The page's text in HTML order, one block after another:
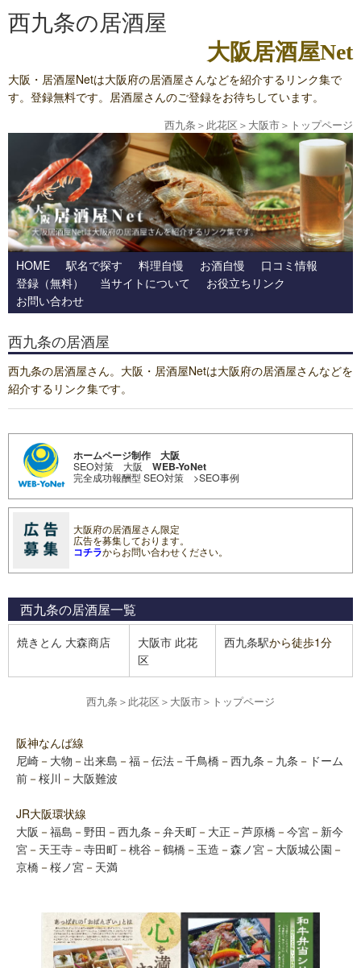
西九条の居酒屋
大阪居酒屋Net
大阪・居酒屋Netは大阪府の居酒屋さんなどを紹介するリンク集で
す。登録無料です。居酒屋さんのご登録をお待ちしています。
西九条 ＞ 此花区 ＞ 大阪市＞ トップページ
HOME 駅名で探す 料理自慢 お酒自慢
口コミ情報
登録（無料）
当サイトについて
お役立ちリンク
お問い合わせ
西九条の居酒屋
西九条の居酒屋さん。大阪・居酒屋Netは大阪府の居酒屋さんなどを
紹介するリンク集です。
ホームページ制作 大阪
SEO対策 大阪 WEB-YoNet
完全成功報酬型 SEO対策 >SEO事例
大阪府の居酒屋さん限定
広告を募集しております。
コチラからお問い合わせください。
西九条の居酒屋一覧
焼きとん 大森商店 大阪市 此花
区
西九条駅から徒歩1分
西九条 ＞ 此花区 ＞ 大阪市＞ トップページ
阪神なんば線
尼崎 － 大物 － 出来島 － 福 － 伝法 － 千鳥橋 － 西九条 － 九条 － ドーム
前 － 桜川 － 大阪難波
JR大阪環状線
大阪 － 福島 － 野田 － 西九条 － 弁天町 － 大正 － 芦原橋 － 今宮 － 新今
宮 － 天王寺 － 寺田町 － 桃谷 － 鶴橋 － 玉造 － 森ノ宮 － 大阪城公園 －
京橋 － 桜ノ宮 － 天満